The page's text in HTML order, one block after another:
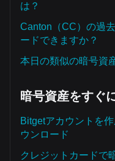
は？
Canton（CC）の過
ードできますか？
本日の類似の暗号資
暗号資産をすぐ
Bitgetアカウントを
ウンロード
クレジットカードで